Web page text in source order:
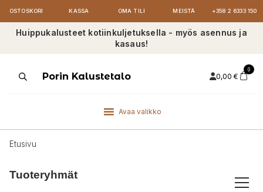
OSTOSKORI KASSA OMA TILI MEISTÄ +358 2 6333 150
Huippukalusteet kotiinkuljetuksella - myös asennus ja
kasaus!
ProductsPorin Kalustetalo 0,00 €
0
Avaa valikko
Etusivu
Tuoteryhmät